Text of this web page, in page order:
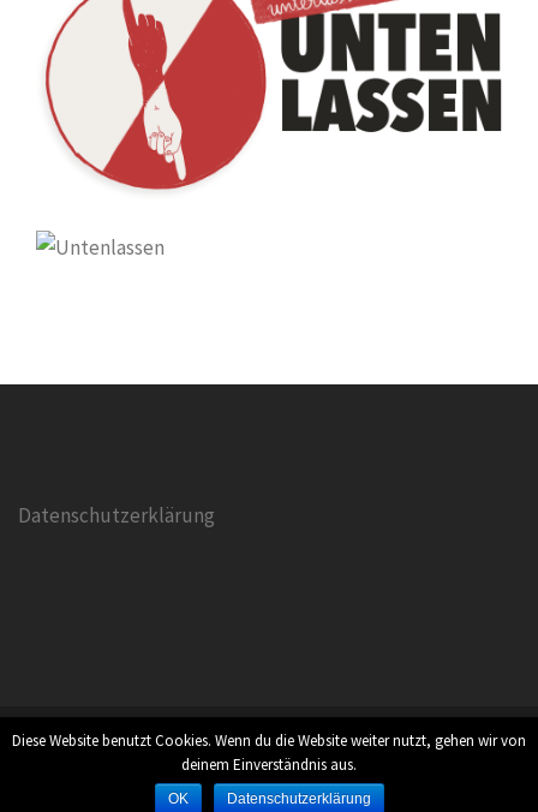
Datenschutzerklärung
Stolz präsentiert von WordPress |Theme:Sydneyby
Diese Website benutzt Cookies. Wenn du die Website weiter nutzt, gehen wir von
deinem Einverständnis aus.
OK Datenschutzerklärung